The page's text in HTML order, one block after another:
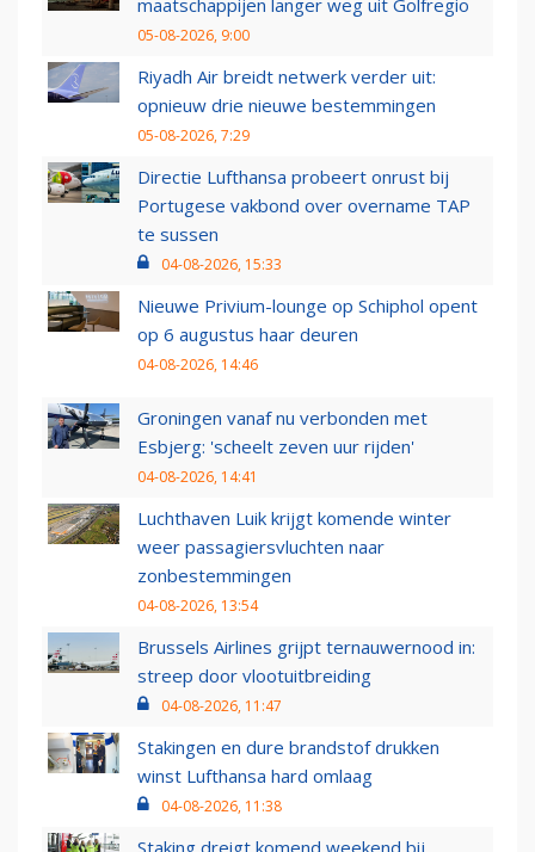
maatschappijen langer weg uit Golfregio
05-08-2026, 9:00
Riyadh Air breidt netwerk verder uit:
opnieuw drie nieuwe bestemmingen
05-08-2026, 7:29
Directie Lufthansa probeert onrust bij
Portugese vakbond over overname TAP
te sussen
04-08-2026, 15:33
Nieuwe Privium-lounge op Schiphol opent
op 6 augustus haar deuren
04-08-2026, 14:46
Groningen vanaf nu verbonden met
Esbjerg: 'scheelt zeven uur rijden'
04-08-2026, 14:41
Luchthaven Luik krijgt komende winter
weer passagiersvluchten naar
zonbestemmingen
04-08-2026, 13:54
Brussels Airlines grijpt ternauwernood in:
streep door vlootuitbreiding
04-08-2026, 11:47
Stakingen en dure brandstof drukken
winst Lufthansa hard omlaag
04-08-2026, 11:38